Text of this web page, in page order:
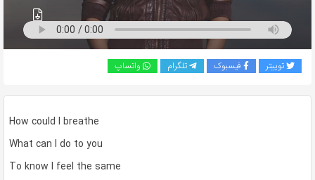
توییتر فیسبوک تلگرام واتساپ
How could I breathe
What can I do to you
To know I feel the same